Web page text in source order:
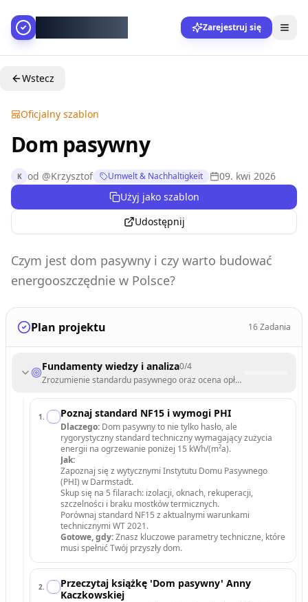
Zarejestruj się
Wstecz
Oficjalny szablon
Dom pasywny
K od @Krzysztof Umwelt & Nachhaltigkeit
09. kwi 2026
Użyj jako szablon
Udostępnij
Czym jest dom pasywny i czy warto budować
energooszczędnie w Polsce?
Plan projektu 16Zadania
Fundamenty wiedzy i analiza0/4
Zrozumienie standardu pasywnego oraz ocena opłacalności
1 . Poznaj standard NF15 i wymogi PHI
Dlaczego: Dom pasywny to nie tylko hasło, ale
rygorystyczny standard techniczny wymagający zużycia
energii na ogrzewanie poniżej 15 kWh/(m²a).
Jak:
Zapoznaj się z wytycznymi Instytutu Domu Pasywnego
(PHI) w Darmstadt.
Skup się na 5 filarach: izolacji, oknach, rekuperacji,
szczelności i braku mostków termicznych.
Porównaj standard NF15 z aktualnymi warunkami
technicznymi WT 2021.
Gotowe, gdy:Znasz kluczowe parametry techniczne, które
musi spełnić Twój przyszły dom.
2.
Przeczytaj książkę 'Dom pasywny' Anny
Kaczkowskiej